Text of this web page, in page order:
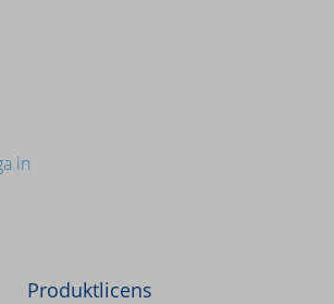
in
Produktlicens